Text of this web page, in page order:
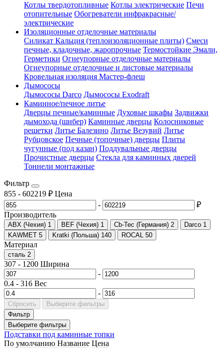
Котлы твердотопливные Котлы электрические Печи
отопительные Обогреватели инфракрасные/
электрические
Изоляционные отделочные материалы
Силикат Кальция (теплоизоляционные плиты) Смеси
печные, кладочные, жаропрочные Термостойкие Эмали,
Герметики Огнеупорные отделочные материалы
Огнеупорные отделочные и листовые материалы
Кровельная изоляция Мастер-флеш
Дымососы
Дымососы Darco Дымососы Exodraft
Каминное/печное литье
Дверцы печные/каминные Духовые шкафы Задвижки
дымохода (шибер) Каминные дверцы Колосниковые
решетки Литье Балезино Литье Везувий Литье
Рубцовское Печные (топочные) дверцы Плиты
чугунные (под казан) Поддувальные дверцы
Прочистные дверцы Стекла для каминных дверей
Тоннели монтажные
Фильтр
855 - 602219 ₽ Цена
-
₽
Производитель
ABX (Чехия) 1 BEF (Чехия) 1 Cb-Tec (Германия) 2 Darco 1
KAWMET 5 Kratki (Польша) 140 ROCAL 50
Материал
сталь 2
307 - 1200 Ширина
-
0.4 - 316 Вес
-
Сбросить
Выберите фильтры
Фильтр
Выберите фильтры
Подставки под каминные топки
По умолчанию Название Цена